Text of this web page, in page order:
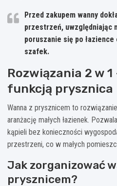
Przed zakupem wanny
przestrzeń, uwzględniając
poruszanie się po
szafek.
Rozwiązania 2 w
funkcją prysznica
Wanna z prysznicem to
aranżację małych łazienek.
kąpieli bez konieczności
przestrzeni, co w małych
Jak zorganizować
prysznicem?